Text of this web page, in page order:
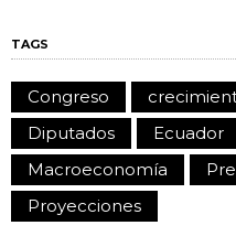
TAGS
Congreso
Diputados
Ecuador
Macroeconomía
Proyecciones